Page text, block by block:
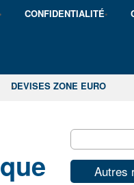
CONFIDENTIALITÉ
DEVISES ZONE EURO
Autres